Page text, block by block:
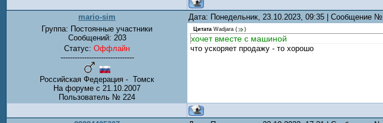
mario-sim Дата: Понедельник, 23.10.2023, 09:35 | Сообщение №
Группа: Постоянные участники
Сообщений: 203
Статус: Оффлайн
-------------------------------
Российская Федерация - Томск
На форуме с 21.10.2007
Пользователь № 224
Цитата Wadjara ( )
хочет вместе с машиной
что ускоряет продажу - то хорошо